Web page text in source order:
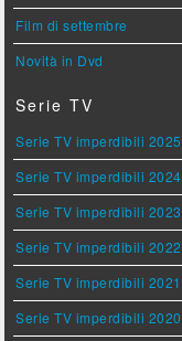
Film di settembre
Novità in Dvd
Serie TV
Serie TV imperdibili 2025
Serie TV imperdibili 2024
Serie TV imperdibili 2023
Serie TV imperdibili 2022
Serie TV imperdibili 2021
Serie TV imperdibili 2020